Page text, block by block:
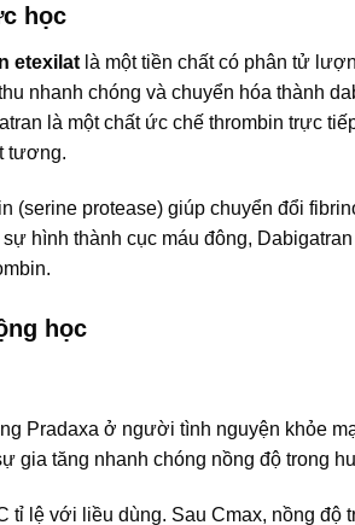
học
etexilat là một tiền chất có phân tử
nhanh chóng và chuyển hóa thành
là một chất ức chế thrombin trực
tương.
(serine protease) giúp chuyển đổi
hình thành cục máu đông,
học
Pradaxa ở người tình nguyện khỏe
gia tăng nhanh chóng nồng độ trong
tỉ lệ với liều dùng. Sau Cmax, nồng